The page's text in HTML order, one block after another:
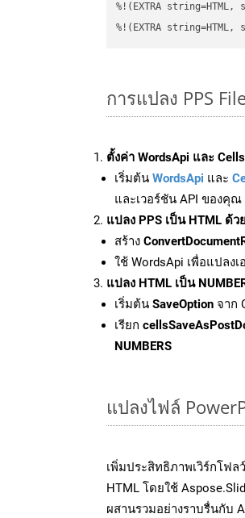
%!(EXTRA
%!(EXTRA string=HTML,
การแปลง PPS
ตั้งค่า WordsApi และ
เริ่มต้น WordsApi และ
และเวอร์ชัน API ของคุณ
แปลง PPS เป็น HTML ด้ว
สร้าง
ใช้ WordsApi เพื่อแปลงเ
แปลง HTML เป็น
เริ่มต้น SaveOption จาก
เรียก
NUMBERS
แปลงไฟล์
เพิ่มประสิทธิภาพเวิร์กโฟ
HTML โดยใช้
ผสานรวมอย่างราบรื่นกับ